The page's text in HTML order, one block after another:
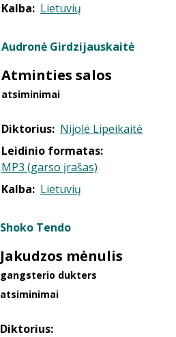
Kalba: Lietuvių
Audronė Girdzijauskaitė
Atminties salos
atsiminimai
Diktorius: Nijolė Lipeikaitė
Leidinio formatas:
MP3 (garso įrašas)
Kalba: Lietuvių
Shoko Tendo
Jakudzos mėnulis
gangsterio dukters
atsiminimai
Diktorius: